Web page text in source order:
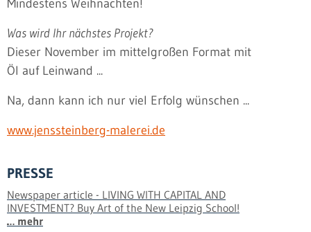
Mindestens Weihnachten!
Was wird Ihr nächstes Projekt?
Dieser November im mittelgroßen Format mit
Öl auf Leinwand ...
Na, dann kann ich nur viel Erfolg wünschen ...
www.jenssteinberg-malerei.de
PRESSE
Newspaper article - LIVING WITH CAPITAL AND
INVESTMENT? Buy Art of the New Leipzig School!
… mehr